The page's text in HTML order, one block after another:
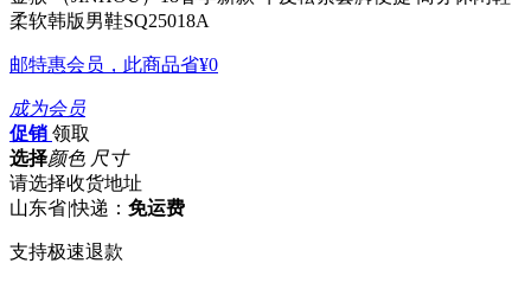
柔软韩版男鞋SQ25018A
邮特惠会员，此商品省¥0
成为会员
促销 领取
选择颜色 尺寸
请选择收货地址
山东省|快递： 免运费
支持极速退款